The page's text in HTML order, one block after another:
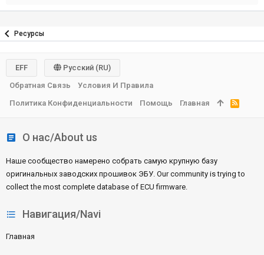
д
0
е
д
Ресурсы
О нас/About us
Наше сообщество намерено собрать самую крупную базу
оригинальных заводских прошивок ЭБУ. Our community is trying to
collect the most complete database of ECU firmware.
Навигация/Navi
Главная
EFF
Русский (RU)
Обратная Связь
Условия И Правила
Политика Конфиденциальности
Помощь Главная
R
S